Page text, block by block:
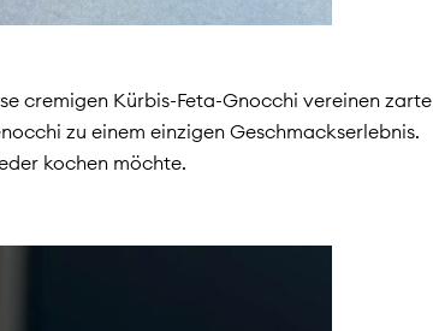
cremigen Kürbis-Feta-Gnocchi vereinen zarte
zu einem einzigen Geschmackserlebnis.
kochen möchte.